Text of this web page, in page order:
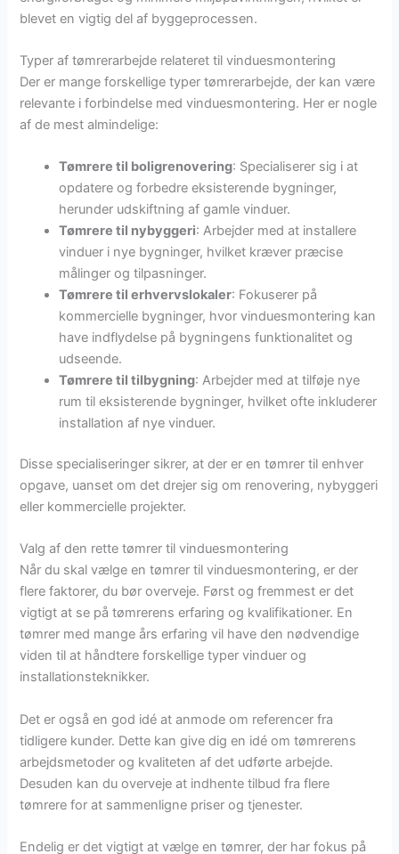
blevet en vigtig del af byggeprocessen.
Typer af tømrerarbejde relateret til vinduesmontering
Der er mange forskellige typer tømrerarbejde, der kan være
relevante i forbindelse med vinduesmontering. Her er nogle
af de mest almindelige:
Tømrere til boligrenovering: Specialiserer sig i at
opdatere og forbedre eksisterende bygninger,
herunder udskiftning af gamle vinduer.
Tømrere til nybyggeri: Arbejder med at installere
vinduer i nye bygninger, hvilket kræver præcise
målinger og tilpasninger.
Tømrere til erhvervslokaler: Fokuserer på
kommercielle bygninger, hvor vinduesmontering kan
have indflydelse på bygningens funktionalitet og
udseende.
Tømrere til tilbygning: Arbejder med at tilføje nye
rum til eksisterende bygninger, hvilket ofte inkluderer
installation af nye vinduer.
Disse specialiseringer sikrer, at der er en tømrer til enhver
opgave, uanset om det drejer sig om renovering, nybyggeri
eller kommercielle projekter.
Valg af den rette tømrer til vinduesmontering
Når du skal vælge en tømrer til vinduesmontering, er der
flere faktorer, du bør overveje. Først og fremmest er det
vigtigt at se på tømrerens erfaring og kvalifikationer. En
tømrer med mange års erfaring vil have den nødvendige
viden til at håndtere forskellige typer vinduer og
installationsteknikker.
Det er også en god idé at anmode om referencer fra
tidligere kunder. Dette kan give dig en idé om tømrerens
arbejdsmetoder og kvaliteten af det udførte arbejde.
Desuden kan du overveje at indhente tilbud fra flere
tømrere for at sammenligne priser og tjenester.
Endelig er det vigtigt at vælge en tømrer, der har fokus på